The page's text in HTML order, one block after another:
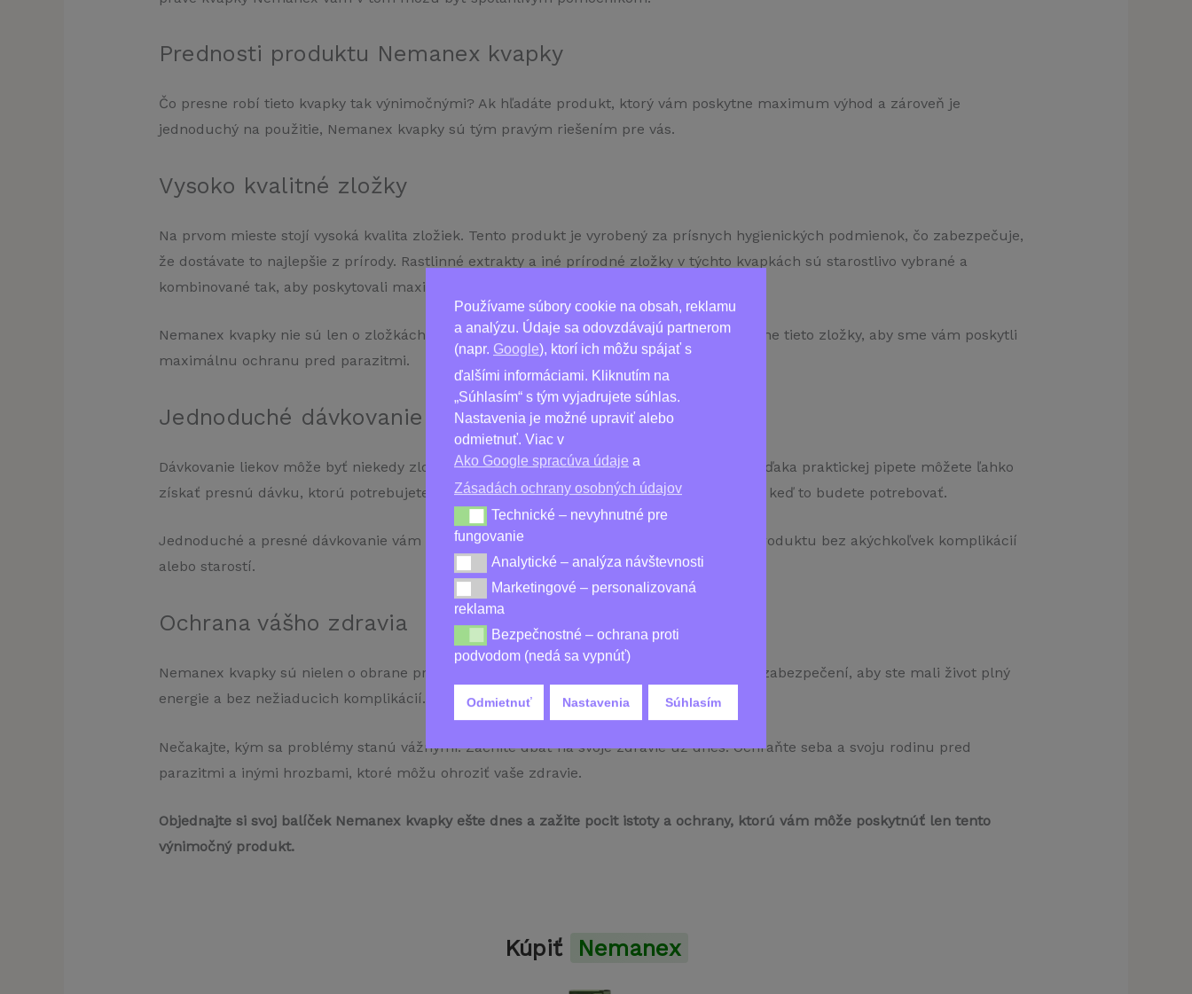
Používame súbory cookie na obsah, reklamu
a analýzu. Údaje sa odovzdávajú partnerom
(napr. Google), ktorí ich môžu spájať s
ďalšími informáciami. Kliknutím na
„Súhlasím“ s tým vyjadrujete súhlas.
Nastavenia je možné upraviť alebo
odmietnuť. Viac v
Ako Google spracúva údaje a
Zásadách ochrany osobných údajov
Technické – nevyhnutné pre fungovanie
Technické – nevyhnutné pre
fungovanie
Analytické – analýza návštevnosti
Analytické – analýza návštevnosti
Marketingové – personalizovaná reklama
Marketingové – personalizovaná
reklama
Bezpečnostné – ochrana proti podvodom (nedá sa vypnúť)
Bezpečnostné – ochrana proti
podvodom (nedá sa vypnúť)
Odmietnuť Nastavenia Súhlasím
Prednosti produktu Nemanex kvapky
Čo presne robí tieto kvapky tak výnimočnými? Ak hľadáte produkt, ktorý vám poskytne maximum výhod a zároveň je
jednoduchý na použitie, Nemanex kvapky sú tým pravým riešením pre vás.
Vysoko kvalitné zložky
Na prvom mieste stojí vysoká kvalita zložiek. Tento produkt je vyrobený za prísnych hygienických podmienok, čo zabezpečuje,
že dostávate to najlepšie z prírody. Rastlinné extrakty a iné prírodné zložky v týchto kvapkách sú starostlivo vybrané a
kombinované tak, aby poskytovali maximum účinku.
Nemanex kvapky nie sú len o zložkách. Ide o spôsob, akým kombinujeme a spracovávame tieto zložky, aby sme vám poskytli
maximálnu ochranu pred parazitmi.
Jednoduché dávkovanie s praktickou pipetou
Dávkovanie liekov môže byť niekedy zložité a stresujúce, ale nie s kvapkami Nemanex. Vďaka praktickej pipete môžete ľahko
získať presnú dávku, ktorú potrebujete, a aplikovať ju ráno alebo kedykoľvek počas dňa, keď to budete potrebovať.
Jednoduché a presné dávkovanie vám pomôže zabezpečiť, že využijete všetky výhody produktu bez akýchkoľvek komplikácií
alebo starostí.
Ochrana vášho zdravia
Nemanex kvapky sú nielen o obrane proti parazitom. Sú tiež o ochrane vášho zdravia a zabezpečení, aby ste mali život plný
energie a bez nežiaducich komplikácií.
Nečakajte, kým sa problémy stanú vážnymi. Začnite dbať na svoje zdravie už dnes. Ochraňte seba a svoju rodinu pred
parazitmi a inými hrozbami, ktoré môžu ohroziť vaše zdravie.
Objednajte si svoj balíček Nemanex kvapky ešte dnes a zažite pocit istoty a ochrany, ktorú vám môže poskytnúť len tento
výnimočný produkt.
Kúpiť Nemanex